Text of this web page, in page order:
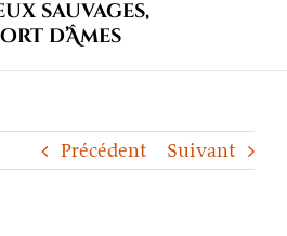
sauvages,
d’Âmes
Précédent Suivant